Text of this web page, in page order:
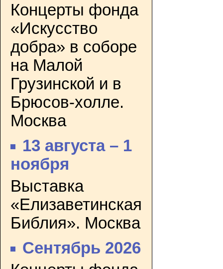
Концерты фонда
«Искусство
добра» в соборе
на Малой
Грузинской и в
Брюсов-холле.
Москва
13 августа – 1
ноября
Выставка
«Елизаветинская
Библия». Москва
Сентябрь 2026